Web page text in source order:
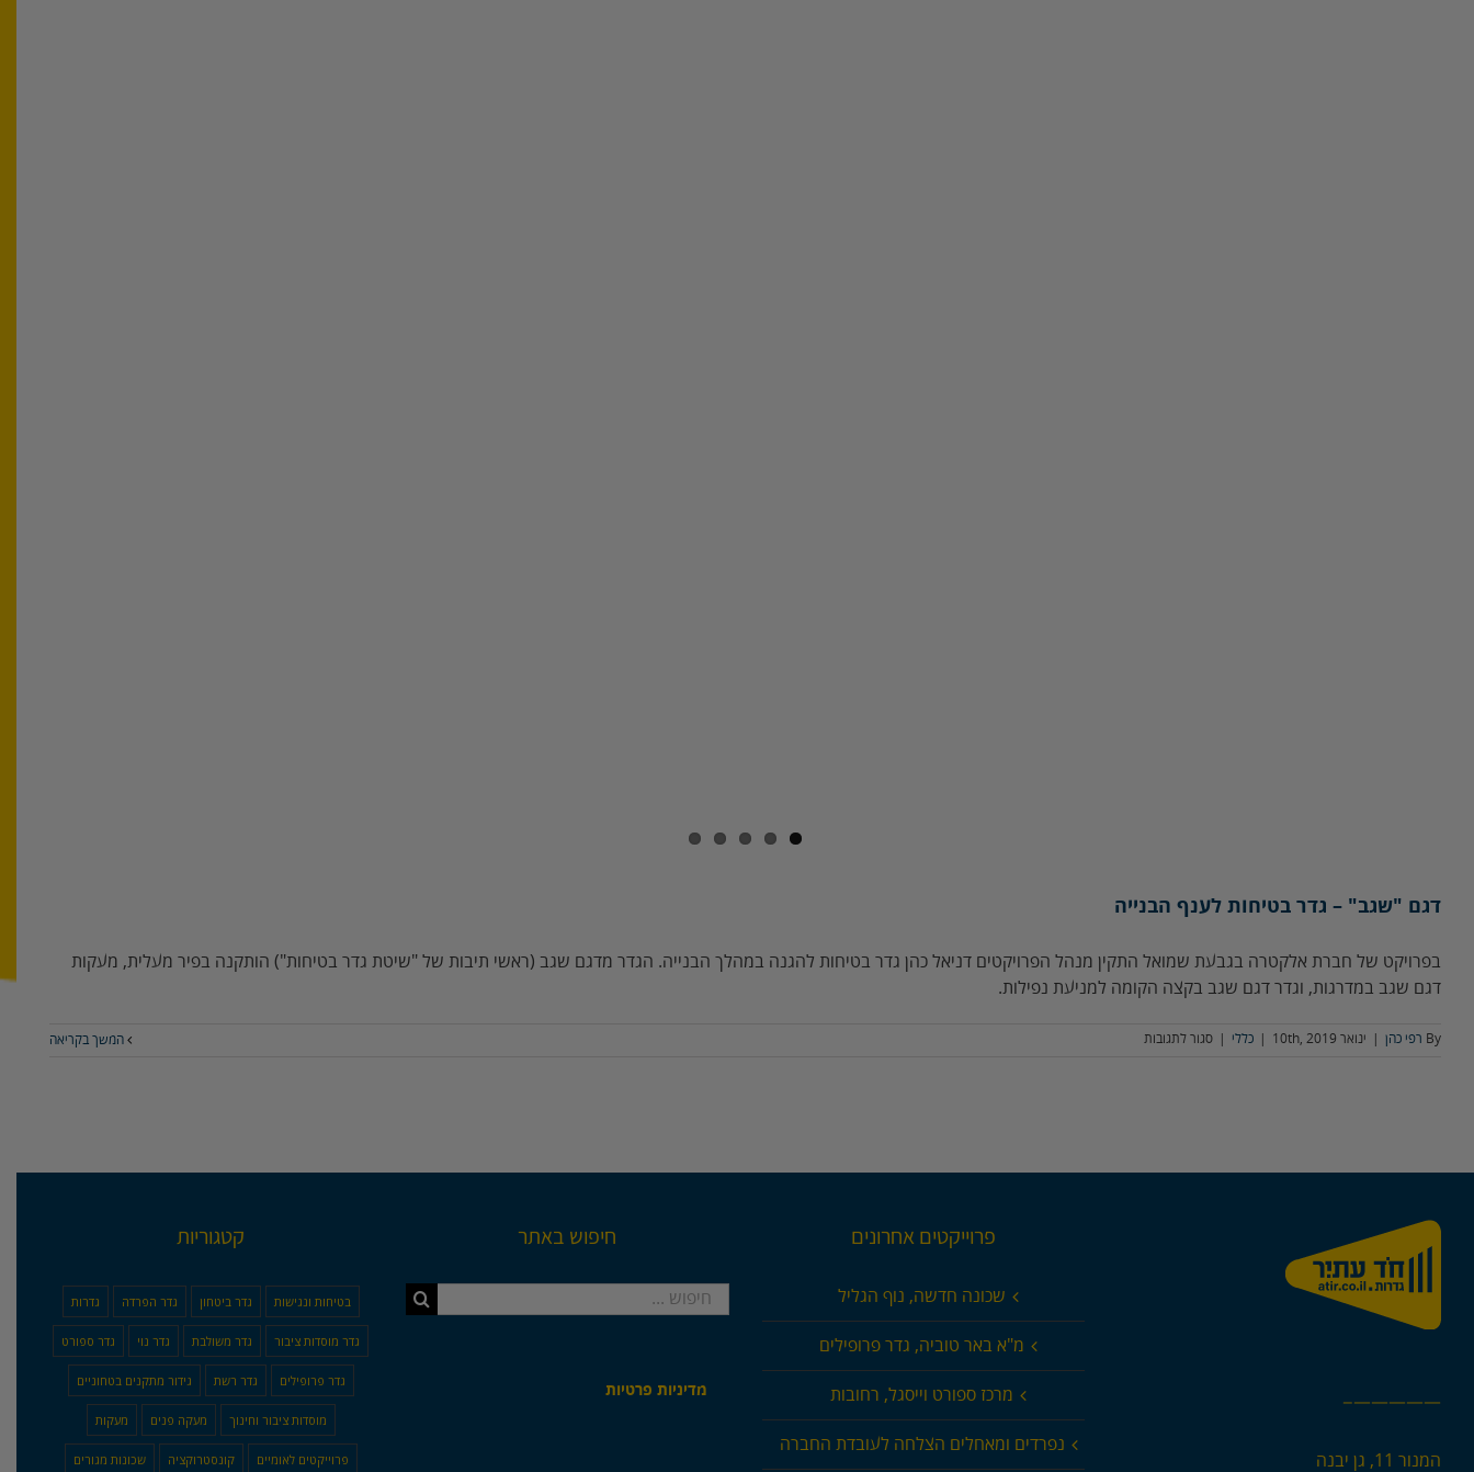
דגם "שגב" – גדר בטיחות לענף הבנייה
בפרויקט של חברת אלקטרה בגבעת שמואל התקין מנהל הפרויקטים דניאל כהן גדר בטיחות להגנה במהלך הבנייה. הגדר מדגם שגב (ראשי תיבות של "שיטת גדר בטיחות") הותקנה בפיר מעלית, מעקות
דגם שגב במדרגות, וגדר דגם שגב בקצה הקומה למניעת נפילות.
By רפי כהן ינואר 10th, 2019 כללי סגור לתגובות
הבנייה
המשך בקריאה
—————–
המנור 11, גן יבנה
פרוייקטים אחרונים
שכונה חדשה, נוף הגליל
מ"א באר טוביה, גדר פרופילים
מרכז ספורט וייסגל, רחובות
נפרדים ומאחלים הצלחה לעובדת החברה
חיפוש באתר
חיפוש...
מדיניות פרטיות
קטגוריות
בטיחות ונגישות גדר ביטחון גדר הפרדה גדרות
גדר מוסדות ציבור גדר משולבת גדר נוי גדר ספורט
גדר פרופילים גדר רשת גידור מתקנים בטחוניים
מוסדות ציבור וחינוך מעקה פנים מעקות
פרוייקטים לאומיים קונסטרוקציה שכונות מגורים